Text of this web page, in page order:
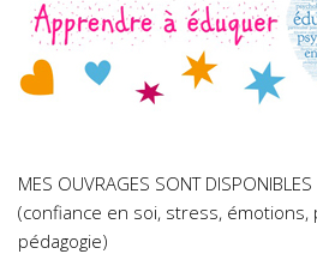
MES OUVRAGES SONT DISPONIBLES
(confiance en soi, stress, émotions,
pédagogie)